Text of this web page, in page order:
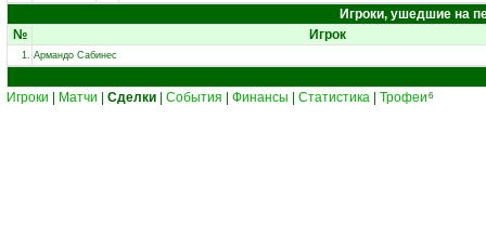
Игроки, ушедшие на
№
Игрок
1. Армандо Сабинес
Игроки Матчи Сделки События Финансы Статистика Трофеи 6